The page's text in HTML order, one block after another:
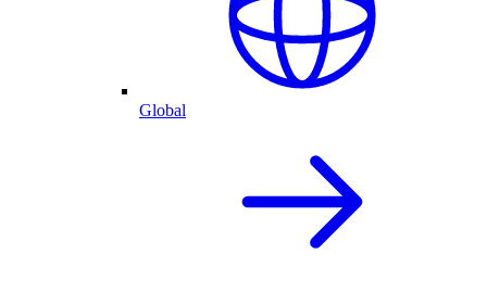
Global